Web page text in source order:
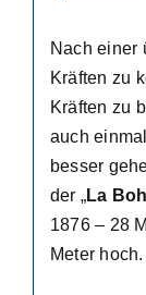
Nach einer
Kräften zu
Kräften zu
auch
besser
der „La
1876 – 28
Meter hoch.